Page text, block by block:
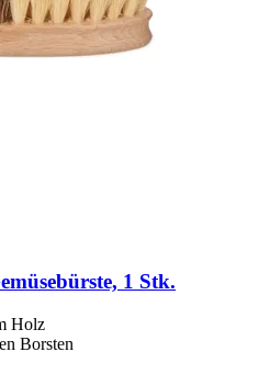
1 Stk.
Holz
Borsten